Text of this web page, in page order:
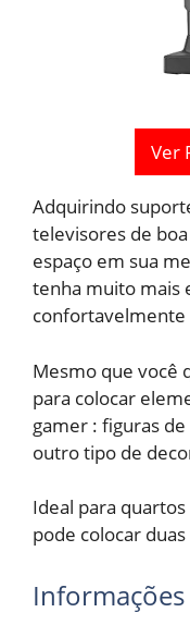
Ver
Adquirindo
televisores de
espaço em sua
tenha muito mais
confortavelmente
Mesmo que você
para colocar
gamer : figuras
outro tipo de
Ideal para
pode colocar